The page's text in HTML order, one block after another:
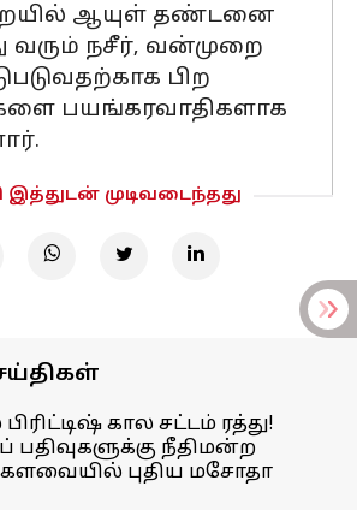
ஆயுள் தண்டனை
வரும் நசீர், வன்முறை
பிற
பயங்கரவாதிகளாக
இத்துடன் முடிவடைந்தது
கால சட்டம் ரத்து!
பதிவுகளுக்கு நீதிமன்ற
புதிய மசோதா